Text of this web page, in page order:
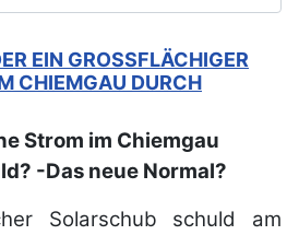
EIN GROSSFLÄCHIGER S
DURCH S
Strom im Chiemgau
-Das neue Normal?
Solarschub schuld am